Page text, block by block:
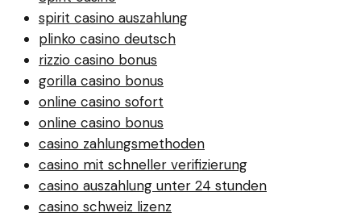
spirit casino auszahlung
plinko casino deutsch
rizzio casino bonus
gorilla casino bonus
online casino sofort
online casino bonus
casino zahlungsmethoden
casino mit schneller verifizierung
casino auszahlung unter 24 stunden
casino schweiz lizenz